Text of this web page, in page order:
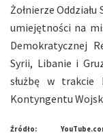
Żołnierze
umiejętności na
Demokratycznej
Syrii, Libanie i
służbę w trakcie
Kontyngentu
Źródło: